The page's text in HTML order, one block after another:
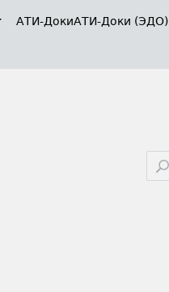
АТИ-ДокиАТИ-Доки (ЭДО)